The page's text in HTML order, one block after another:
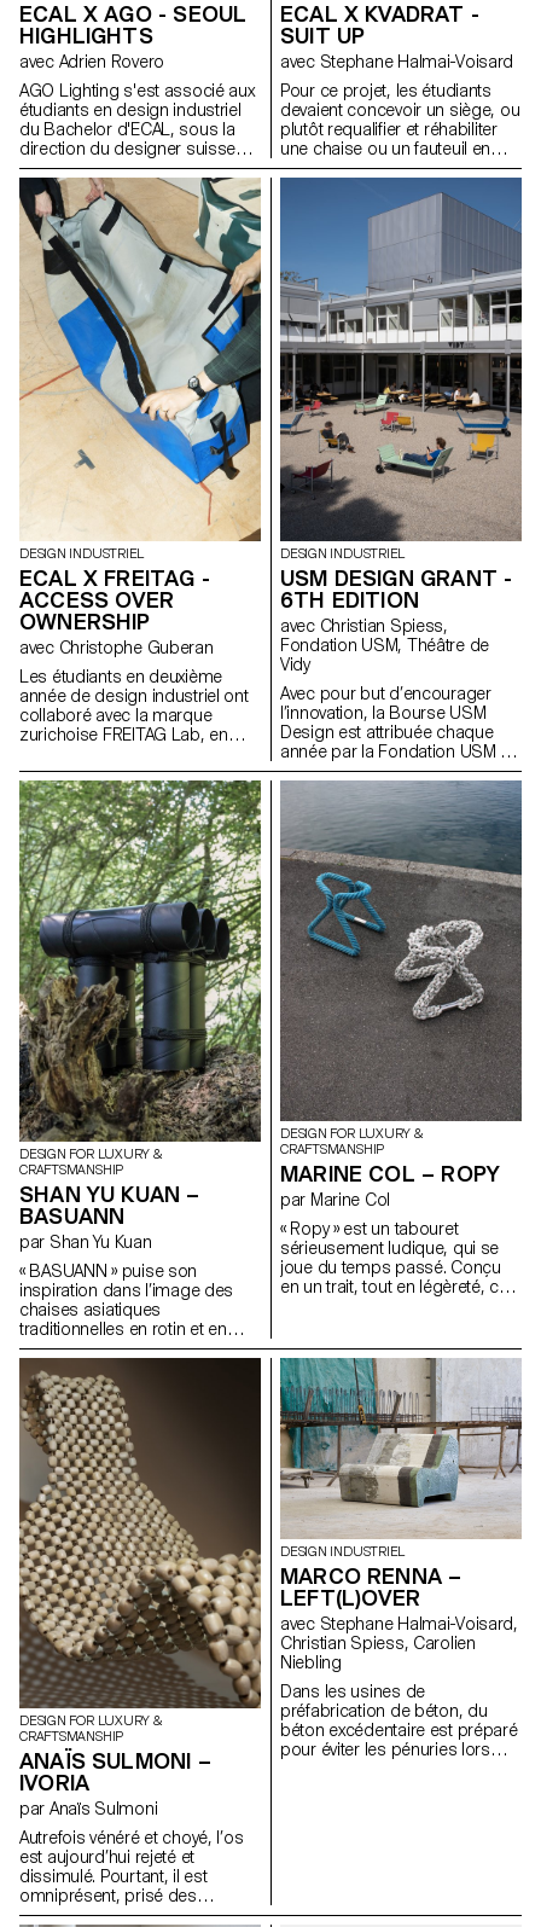
ECAL X AGO - SEOUL
HIGHLIGHTS
avec Adrien Rovero
AGO Lighting s'est associé aux
étudiants en design industriel
du Bachelor d'ECAL, sous la
direction du designer suisse
Adrien Rovero, pour concevoir
une collection d'installations
lumineuses destinées à des
lieux publics tels que des
musées, des halls d'hôtel, des
cafés, etc. En mettant
principalement l'accent sur
l'aspect spatial de la lumière,
notre approche a consisté à
concevoir des structures
lumineuses à partir des
composants fournis par AGO
et inspirées par le tissu urbain
de Séoul, plutôt que de créer
de simples lampes.
ECAL X KVADRAT -
SUIT UP
avec Stephane Halmai-Voisard
Pour ce projet, les étudiants
devaient concevoir un siège, ou
plutôt requalifier et réhabiliter
une chaise ou un fauteuil en
utilisant des modèles existants
comme la monobloc, la chaise
bistro en aluminium ou la
structure de base. En
d’ameublement Kvadrat, les
designs devaient être
réversibles, c’est-à-dire ne pas
altérer la structure existante.
Tout en pouvant conserver ou
modifier la fonction originale de
la chaise, les propositions
visaient à améliorer le confort et
l’aspect esthétique des sièges.
DESIGN INDUSTRIEL
ECAL X FREITAG -
ACCESS OVER
OWNERSHIP
avec Christophe Guberan
Les étudiants en deuxième
année de design industriel ont
collaboré avec la marque
zurichoise FREITAG Lab, en
sensibilisation
environnementale, en
surcyclage de matériaux et en
économie circulaire. En
s'appuyant sur le manifeste de
FREITAG, ils ont développé de
nouveaux produits partagés
axés sur le principe de «
access over ownership ».
DESIGN INDUSTRIEL
USM DESIGN GRANT -
6TH EDITION
avec Christian Spiess,
Fondation USM, Théâtre de
Vidy
Avec pour but d’encourager
l’innovation, la Bourse USM
Design est attribuée chaque
année par la Fondation USM à
un projet d’étudiant·e. Dans le
cadre de cette 6e édition, les
étudiant·e·s du Bachelor
Design Indus-triel de l’ECAL,
sous la direction du designer
suisse Christian Spiess, ont
été invité·e·s à concevoir les
nouvelles assises pour la
terrasse du Théâtre de Vidy -
Lausanne.
DESIGN FOR LUXURY &
CRAFTSMANSHIP
SHAN YU KUAN –
BASUANN
par Shan Yu Kuan
« BASUANN » puise son
inspiration dans l’image des
chaises asiatiques
traditionnelles en rotin et en
bambou. Son nom fait écho à
la prononciation taiwanaise
signifiant « attacher avec des
cordes ». Composé de sept
pièces de conduits en spirale,
« BASUANN » est assemblé à
l’aide de joints à mortaise et à
tenon pour relier la partie
assise à la partie des pieds. Il
est en outre renforcé par des
cordes qui relient solidement le
tabouret. « BASUANN » fusionne
harmonieusement le design
contemporain de meubles et
les images évocatrices de
l’artisanat traditionnel asiatique,
mettant en valeur l’esthétique
du design minimaliste.
DESIGN FOR LUXURY &
CRAFTSMANSHIP
MARINE COL – ROPY
par Marine Col
« Ropy » est un tabouret
sérieusement ludique, qui se
joue du temps passé. Conçu
en un trait, tout en légèreté, cet
anciennes cordes navales du
port de Lausanne, aux couleurs
ternies par le temps, lui servent
de matière première et
deviennent matière précieuse
une fois l’objet réalisé.
DESIGN FOR LUXURY &
CRAFTSMANSHIP
ANAÏS SULMONI –
IVORIA
par Anaïs Sulmoni
Autrefois vénéré et choyé, l’os
est aujourd’hui rejeté et
dissimulé. Pourtant, il est
omniprésent, prisé des
industries cosmétique et
DESIGN INDUSTRIEL
MARCO RENNA –
LEFT(L)OVER
avec Stephane Halmai-Voisard,
Christian Spiess, Carolien
Niebling
Dans les usines de
préfabrication de béton, du
béton excédentaire est préparé
pour éviter les pénuries lors